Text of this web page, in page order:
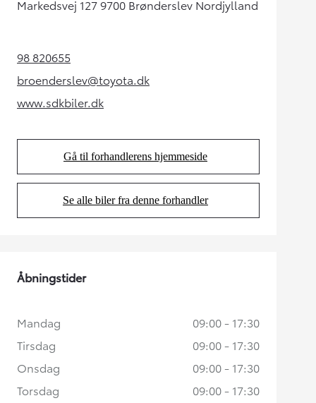
Markedsvej 127 9700 Brønderslev Nordjylland
98 820655(Opens in new tab)
broenderslev@toyota.dk
(Opens in new tab)
www.sdkbiler.dk(Opens in new tab)
Gå til forhandlerens hjemmeside
(Opens in new tab)
Se alle biler fra denne forhandler
(Opens in new tab)
Åbningstider
Mandag
09:00 - 17:30
Tirsdag
09:00 - 17:30
Onsdag
09:00 - 17:30
Torsdag
09:00 - 17:30